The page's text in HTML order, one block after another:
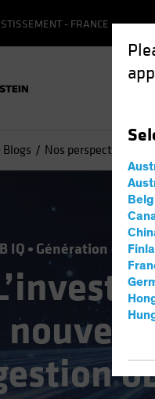
- FRANCE
Nos perspectives sur
IQ Génération de